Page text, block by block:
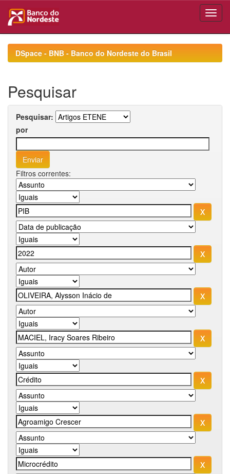
navigationDSpace - BNB - Banco do Nordeste do Brasil
Pesquisar
Pesquisar:
por
Filtros correntes: